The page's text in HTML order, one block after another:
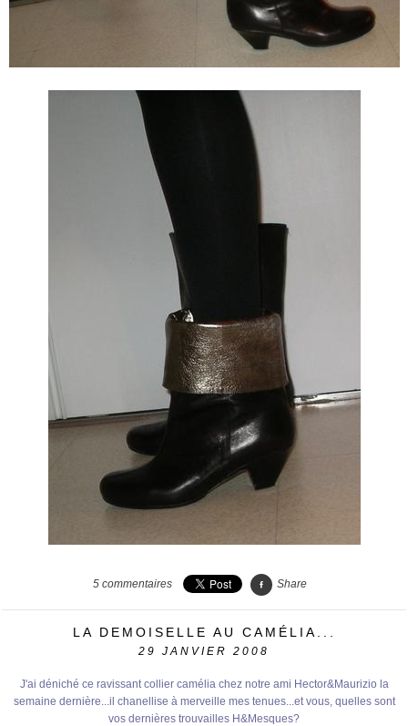
5 commentaires Share
LA DEMOISELLE AU CAMÉLIA...
29 JANVIER 2008
J'ai déniché ce ravissant collier camélia chez notre ami Hector&Maurizio la
semaine dernière...il chanellise à merveille mes tenues...et vous, quelles sont
vos dernières trouvailles H&Mesques?